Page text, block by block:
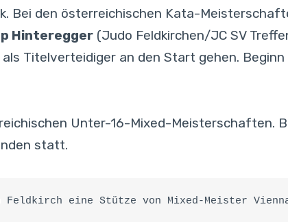
Bei den österreichischen Kata-
Hinteregger (Judo Feldkirchen/JC SV
Titelverteidiger an den Start gehen.
Unter-16-Mixed-Meisterschaften.
statt.
Feldkirch eine Stütze von Mixed-Meister